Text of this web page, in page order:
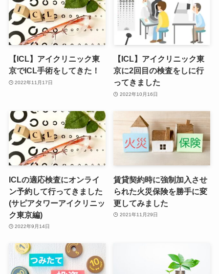
【ICL】アイクリニック東
京でICL手術をしてきた！
2022年11月17日
【ICL】アイクリニック東
京に2回目の検査をしに行
ってきました
2022年10月16日
ICLの適応検査にオンライ
ン予約して行ってきました
(サピアタワーアイクリニッ
ク東京編)
2022年9月14日
賃貸契約時に強制加入させ
られた火災保険を勝手に変
更してみました
2021年11月29日